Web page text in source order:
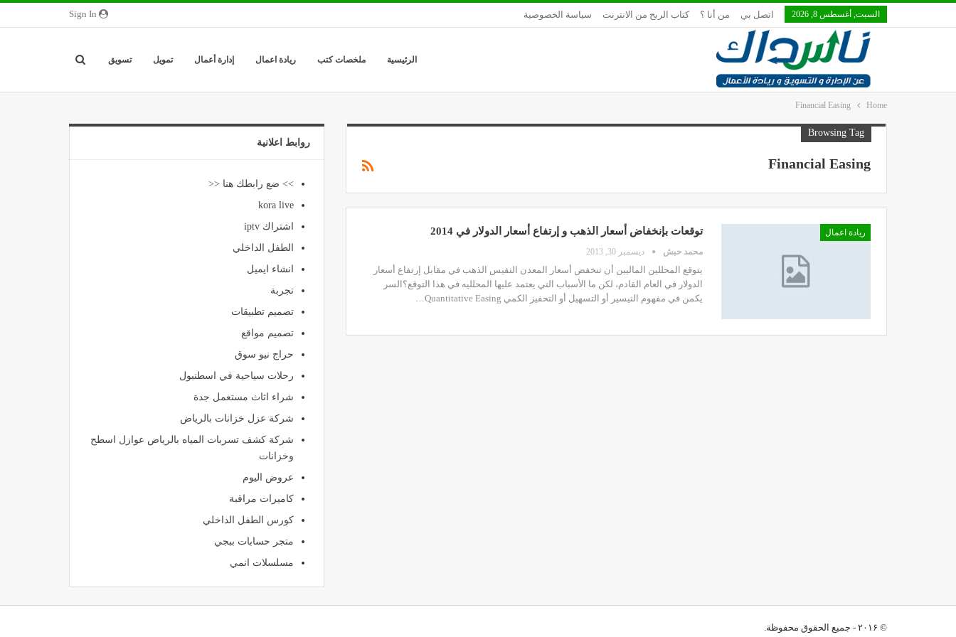
السبت, أغسطس 8, 2026 اتصل بي من أنا ؟ كتاب الربح من الانترنت سياسة الخصوصية
الرئيسية ملخصات كتب ريادة اعمال إدارة أعمال تمويل تسويق
Home
Financial Easing
Browsing Tag
Financial Easing
ريادة اعمال توقعات بإنخفاض أسعار الذهب و إرتفاع أسعار الدولار في 2014
محمد حبش ديسمبر 30, 2013
يتوقع المحللين الماليين أن تنخفض أسعار المعدن النفيس الذهب في مقابل إرتفاع أسعار
الدولار في العام القادم، لكن ما الأسباب التي يعتمد عليها المحلليه في هذا التوقع؟السر
يكمن في مفهوم التيسير أو التسهيل أو التحفيز الكمي Quantitative Easing…
روابط اعلانية
>> ضع رابطك هنا <<
kora live
اشتراك iptv
الطفل الداخلي
انشاء ايميل
تجربة
تصميم تطبيقات
تصميم مواقع
حراج نيو سوق
رحلات سياحية في اسطنبول
شراء اثاث مستعمل جدة
شركة عزل خزانات بالرياض
شركة كشف تسربات المياه بالرياض عوازل اسطح
وخزانات
عروض اليوم
كاميرات مراقبة
كورس الطفل الداخلي
متجر حسابات ببجي
مسلسلات انمي
© ۲۰۱۶ - جميع الحقوق محفوظة.